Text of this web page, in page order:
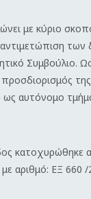
με κύριο
Συμβούλιο.
ως αυτόνομο
κατοχυρώθηκε
αριθμό: ΕΞ